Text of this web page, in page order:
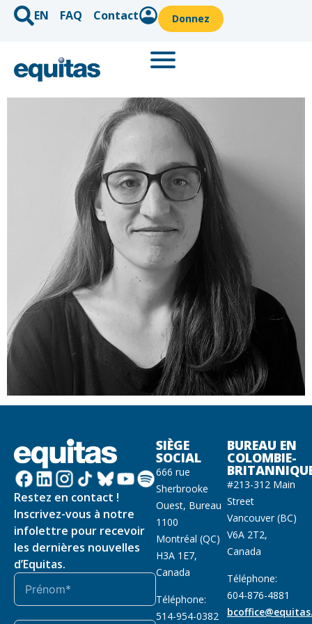
EN FAQ Contact Donnez
Restez en contact !
Inscrivez-vous à notre
infolettre pour recevoir
les dernières nouvelles
d’Equitas.
SIÈGE
SOCIAL
666 rue
Sherbrooke
Ouest, Bureau
1100
Montréal (QC)
H3A 1E7,
Canada
Téléphone:
514-954-0382
BUREAU EN
COLOMBIE-
#213-312 Main
Street
Vancouver (BC)
V6A 2T2,
Canada
Téléphone:
604-876-4881